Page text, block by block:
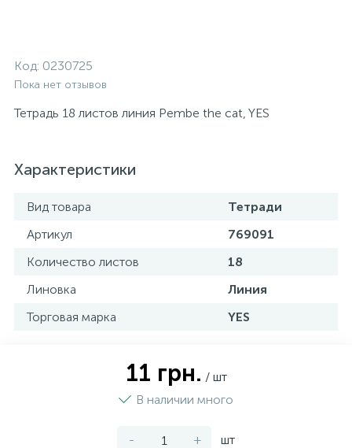
Код: 0230725
Пока нет отзывов
Тетрадь 18 листов линия Pembe the cat, YES
Характеристики
Вид товара
Тетради
Артикул
769091
Количество листов
18
Линовка
Линия
Торговая марка
YES
11 грн. / шт
В наличии много
- + шт